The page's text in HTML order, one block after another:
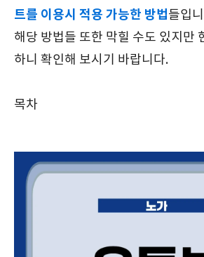
트를 이용시 적용 가능한 방법들입
해당 방법들 또한 막힐 수도 있지만
하니 확인해 보시기 바랍니다.
목차